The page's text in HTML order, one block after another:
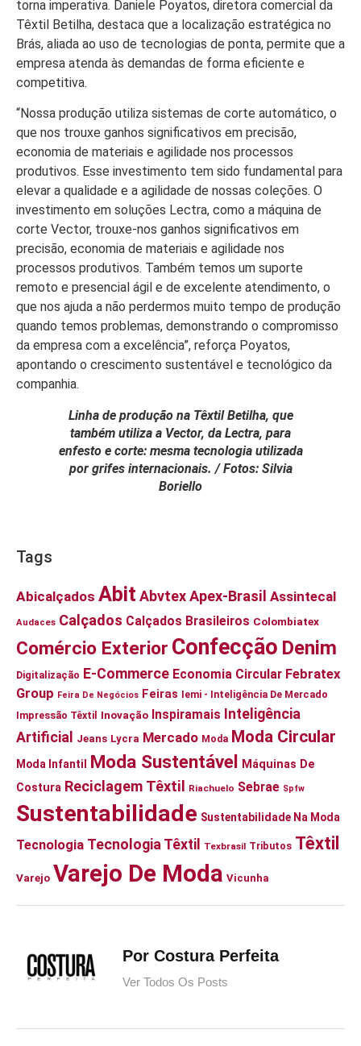
torna imperativa. Daniele Poyatos, diretora comercial da
Têxtil Betilha, destaca que a localização estratégica no
Brás, aliada ao uso de tecnologias de ponta, permite que a
empresa atenda às demandas de forma eficiente e
competitiva.
“Nossa produção utiliza sistemas de corte automático, o
que nos trouxe ganhos significativos em precisão,
economia de materiais e agilidade nos processos
produtivos. Esse investimento tem sido fundamental para
elevar a qualidade e a agilidade de nossas coleções. O
investimento em soluções Lectra, como a máquina de
corte Vector, trouxe-nos ganhos significativos em
precisão, economia de materiais e agilidade nos
processos produtivos. Também temos um suporte
remoto e presencial ágil e de excelente atendimento, o
que nos ajuda a não perdermos muito tempo de produção
quando temos problemas, demonstrando o compromisso
da empresa com a excelência”, reforça Poyatos,
apontando o crescimento sustentável e tecnológico da
companhia.
Linha de produção na Têxtil Betilha, que
também utiliza a Vector, da Lectra, para
enfesto e corte: mesma tecnologia utilizada
por grifes internacionais. / Fotos: Silvia
Boriello
Tags
Abicalçados Abit AbvtexApex-Brasil Assintecal
Audaces Calçados Calçados Brasileiros Colombiatex
Comércio Exterior Confecção Denim
Digitalização E-Commerce Economia Circular Febratex
Group Feira De Negócios Feiras Iemi - Inteligência De Mercado
Impressão Têxtil Inovação Inspiramais
Inteligência
Artificial
Jeans Lycra Mercado Moda Moda Circular
Moda Infantil Moda Sustentável
Máquinas De
Costura Reciclagem Têxtil Riachuelo Sebrae Spfw
Sustentabilidade Sustentabilidade Na Moda
Tecnologia Tecnologia Têxtil Texbrasil Tributos Têxtil
Varejo Varejo De Moda Vicunha
Por Costura Perfeita
Ver Todos Os Posts